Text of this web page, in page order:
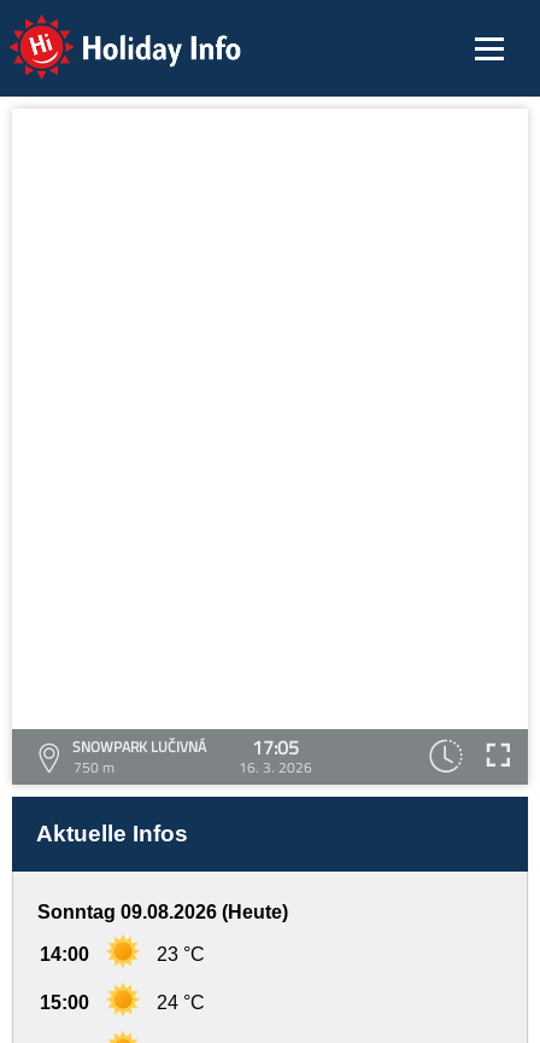
Holiday Info
SNOWPARK LUČIVNÁ
750 m
17:05
16. 3. 2026
Aktuelle Infos
Sonntag 09.08.2026 (Heute)
14:00 23 °C
15:00 24 °C